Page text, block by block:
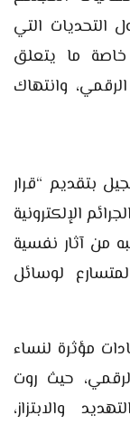
التي
خاصة ما يتعلق
الرقمي، وانتهاك
بتقديم “قرار
الإلكترونية
من آثار نفسية
لوسائل
مؤثرة لنساء
حيث روت
والابتزاز،